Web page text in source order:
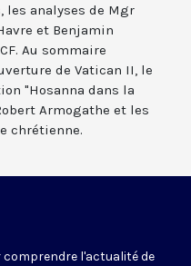
analyses de Mgr
et Benjamin
Au sommaire
de Vatican II, le
"Hosanna dans la
Armogathe et les
chrétienne.
comprendre l'actualité de